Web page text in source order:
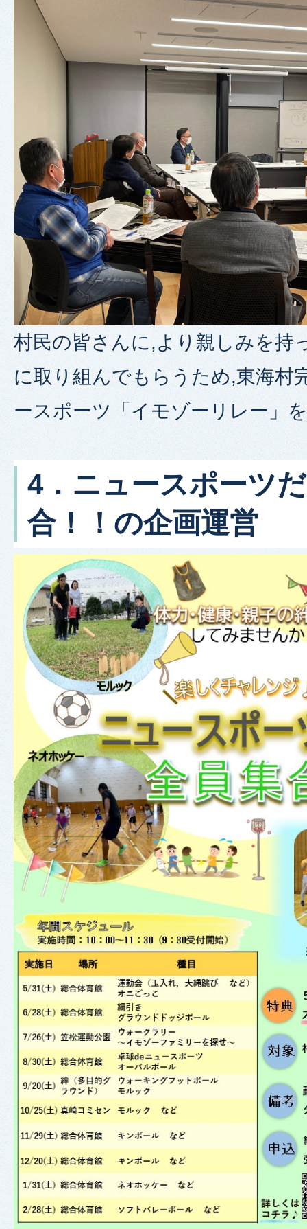
村民の皆さんに,より親しみを持
に取り組んでもらうため,東海村
ースポーツ「イモゾーリレー」
4．ニュースポーツ
合！！の企画運営